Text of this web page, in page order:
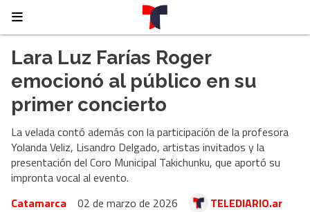
Lara Luz Farías Roger
emocionó al público en su
primer concierto
La velada contó además con la participación de la profesora
Yolanda Veliz, Lisandro Delgado, artistas invitados y la
presentación del Coro Municipal Takichunku, que aportó su
impronta vocal al evento.
Catamarca
02 de marzo de 2026 TELEDIARIO.ar